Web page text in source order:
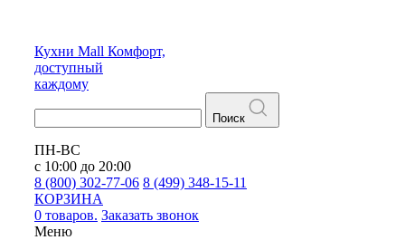
Кухни Mall Комфорт,
доступный
каждому
Поиск
ПН-ВС
с 10:00 до 20:00
8 (800) 302-77-06 8 (499) 348-15-11
КОРЗИНА
0 товаров. Заказать звонок
Меню